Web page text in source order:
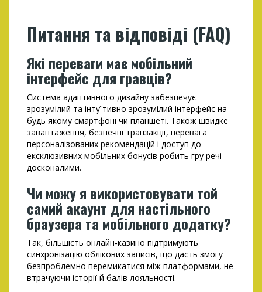
Питання та відповіді (FAQ)
Які переваги має мобільний
інтерфейс для гравців?
Система адаптивного дизайну забезпечує
зрозумілий та інтуїтивно зрозумілий інтерфейс на
будь якому смартфоні чи планшеті. Також швидке
завантаження, безпечні транзакції, перевага
персоналізованих рекомендацій і доступ до
ексклюзивних мобільних бонусів робить гру речі
досконалими.
Чи можу я використовувати той
самий акаунт для настільного
браузера та мобільного додатку?
Так, більшість онлайн‑казино підтримують
синхронізацію облікових записів, що дасть змогу
безпроблемно перемикатися між платформами, не
втрачуючи історії й балів лояльності.